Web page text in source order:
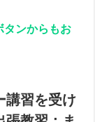
タンからもお
講習を受け